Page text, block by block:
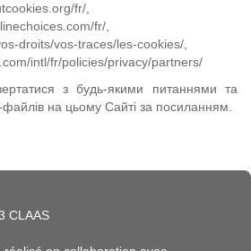
fr/
fr/
droits/vos-traces/les-cookies/
intl/fr/policies/privacy/partners/
з будь-якими питаннями та
файлів на цьому Сайті за посиланням
CLAAS